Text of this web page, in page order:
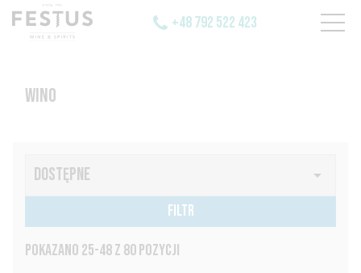
+48 792 522 423
WINO
DOSTĘPNE 
FILTR
POKAZANO 25-48 Z 80 POZYCJI